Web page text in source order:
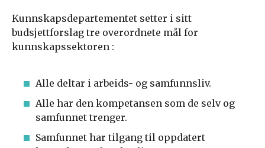
Kunnskapsdepartementet setter i sitt
budsjettforslag tre overordnete mål for
kunnskapssektoren :
Alle deltar i arbeids- og samfunnsliv.
Alle har den kompetansen som de selv og
samfunnet trenger.
Samfunnet har tilgang til oppdatert